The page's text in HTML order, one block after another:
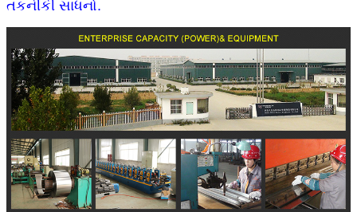
તકનીકી સાધનો.